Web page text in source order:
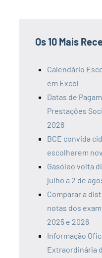
Os 10 Mais
Calendário
em Excel
Datas de
Prestações
2026
BCE convida
escolherem
Gasóleo volta
julho a 2 de
Comparar a
notas dos
2025 e 2026
Informação
Extraordinária